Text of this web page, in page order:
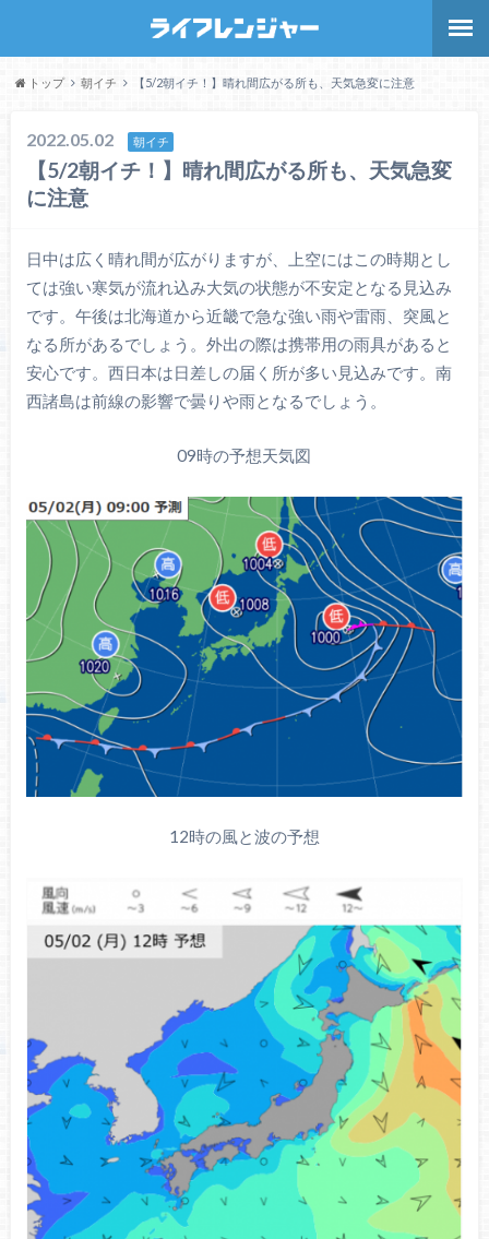
トップ 朝イチ 【5/2朝イチ！】晴れ間広がる所も、天気急変に注意
2022.05.02 朝イチ
【5/2朝イチ！】晴れ間広がる所も、天気急変
に注意
日中は広く晴れ間が広がりますが、上空にはこの時期とし
ては強い寒気が流れ込み大気の状態が不安定となる見込み
です。午後は北海道から近畿で急な強い雨や雷雨、突風と
なる所があるでしょう。外出の際は携帯用の雨具があると
安心です。西日本は日差しの届く所が多い見込みです。南
西諸島は前線の影響で曇りや雨となるでしょう。
09時の予想天気図
12時の風と波の予想